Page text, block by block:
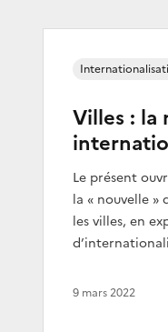
Villes : la
Le présent
la « nouvelle
les villes, en
9 mars 2022